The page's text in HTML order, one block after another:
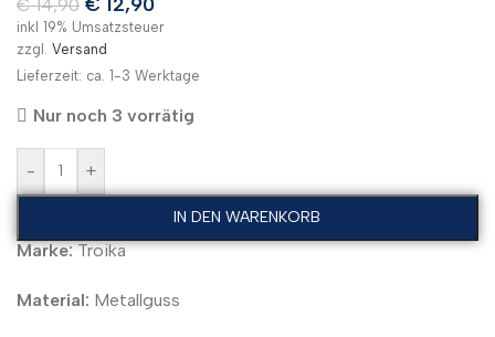
€14,90
inkl 19% Umsatzsteuer
zzgl. Versand
Lieferzeit: ca. 1-3 Werktage
Nur noch 3 vorrätig
- +
IN DEN WARENKORB
Marke:Troika
Material: Metallguss